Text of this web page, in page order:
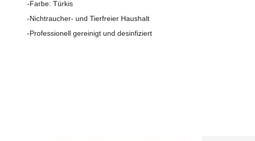
-Farbe: Türkis
-Nichtraucher- und Tierfreier Haushalt
-Professionell gereinigt und desinfiziert